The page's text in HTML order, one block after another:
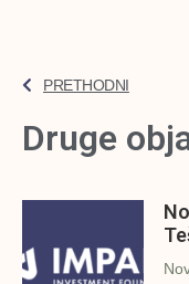
PRETHODNI
Druge